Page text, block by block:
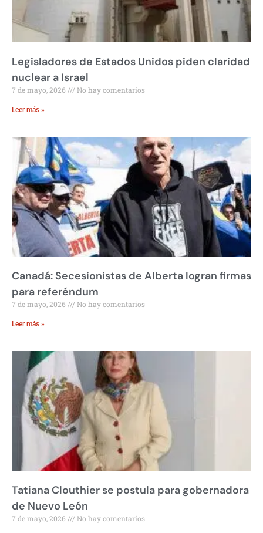
Legisladores de Estados Unidos piden claridad
nuclear a Israel
7 de mayo, 2026 No hay comentarios
Leer más »
Canadá: Secesionistas de Alberta logran firmas
para referéndum
7 de mayo, 2026 No hay comentarios
Leer más »
Tatiana Clouthier se postula para gobernadora
de Nuevo León
7 de mayo, 2026 No hay comentarios